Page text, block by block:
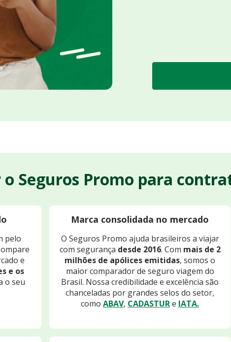
o Seguros Promo para
pelo
e
e os
o seu
Marca consolidada no mercado
O Seguros Promo ajuda brasileiros a viajar
com segurança desde 2016. Com mais de 2
milhões de apólices emitidas, somos o
maior comparador de seguro viagem do
Brasil. Nossa credibilidade e excelência são
chanceladas por grandes selos do setor,
como ABAV, CADASTURe IATA.